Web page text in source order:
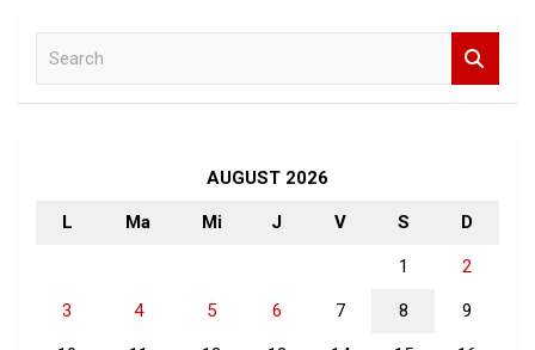
AUGUST 2026
L Ma Mi J V S D
1 2
3 4 5 6 7 8 9